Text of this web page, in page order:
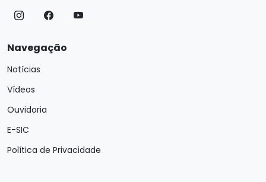
Navegação
Notícias
Vídeos
Ouvidoria
E-SIC
Política de Privacidade